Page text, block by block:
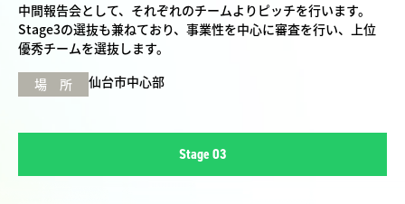
中間報告会として、それぞれのチームよりピッチを行います。
Stage3の選抜も兼ねており、事業性を中心に審査を行い、上位
優秀チームを選抜します。
場 所
仙台市中心部
Stage 03